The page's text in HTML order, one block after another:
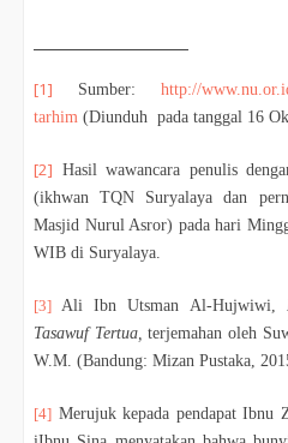
[1] Sumber: http://
tarhim (Diunduh pada tanggal 16
[2] Hasil wawancara penulis
(ikhwan TQN Suryalaya dan
Masjid Nurul Asror) pada hari
WIB di Suryalaya.
[3] Ali Ibn Utsman Al-Hujwiwi,
Tasawuf Tertua,terjemahan oleh
W.M. (Bandung: Mizan Pustaka,
[4] Merujuk kepada pendapat Ibnu